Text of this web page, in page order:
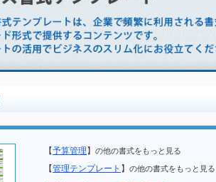
【予算管理】 の他の書式をもっと見る
【管理テンプレート 】 の他の書式をもっと見る